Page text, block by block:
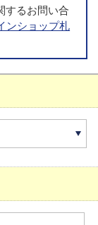
するお問い合
ンショップ札